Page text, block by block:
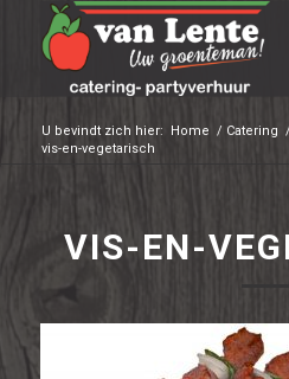
U bevindt zich hier: Home / Catering /
vis-en-vegetarisch
VIS-EN-